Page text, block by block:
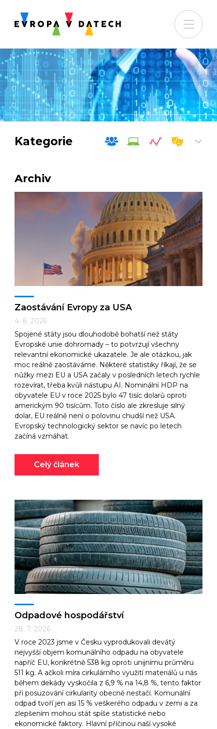
Kategorie
Technologie
Ekonomika a byznys
Kultura a sport
Archiv
Zaostávání Evropy za USA
4. 8. 2026
Spojené státy jsou dlouhodobě bohatší než státy
Evropské unie dohromady – to potvrzují všechny
relevantní ekonomické ukazatele. Je ale otázkou, jak
moc reálně zaostáváme. Některé statistiky říkají, že se
nůžky mezi EU a USA začaly v posledních letech rychle
rozevírat, třeba kvůli nástupu AI. Nominální HDP na
obyvatele EU v roce 2025 bylo 47 tisíc dolarů oproti
americkým 90 tisícům. Toto číslo ale zkresluje silný
dolar, EU reálně není o polovinu chudší než USA.
Evropský technologický sektor se navíc po letech
začíná vzmáhat.
Celý článek
Odpadové hospodářství
28. 7. 2026
V roce 2023 jsme v Česku vyprodukovali devátý
nejvyšší objem komunálního odpadu na obyvatele
napříč EU, konkrétně 538 kg oproti unijnímu průměru
511 kg. A ačkoli míra cirkulárního využití materiálů u nás
během dekády vyskočila z 6,9 % na 14,8 %, tento faktor
při posuzování cirkularity obecně nestačí. Komunální
odpad tvoří jen asi 15 % veškerého odpadu v zemi a za
zlepšením mohou stát spíše statistické nebo
ekonomické faktory. Hlavní příčinou naší vysoké